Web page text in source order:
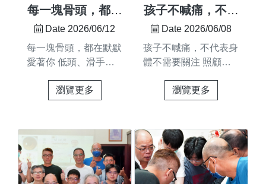
這次調理的過程，已經
看看身體怎麼重新找回
平衡 👀📍 圓舜整復#長
短腳 #整復 #體態調
每一塊骨頭，都在
默默愛著你🦴💕
Date 2026/06/12
每一塊骨頭，都在默默
愛著你 低頭、滑手
默承受了 是時候回報
衡 × 身心放鬆 #整復 #
頸椎 #肩頸放鬆 #身體
保養 #台南整復 #筋骨
平衡 #身心放鬆 #圓舞
瀏覽更多
孩子不喊痛，不代
表身體不需要關注
Date 2026/06/08
孩子不喊痛，不代表身
體不需要關注 照顧孩
問題才行動影片連
頭上課、書寫，小小的
身體每天都在悄悄累積
著緊繃與疲勞 長期的
姿勢習慣，往往在孩子
瀏覽更多